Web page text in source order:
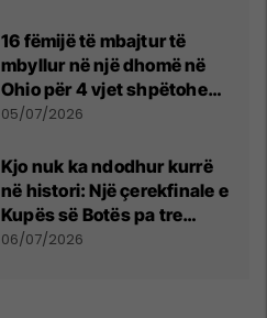
16 fëmijë të mbajtur të
mbyllur në një dhomë në
Ohio për 4 vjet shpëtohen -
tani ata i pret një sfidë e
05/07/2026
Kjo nuk ka ndodhur kurrë
në histori: Një çerekfinale e
Kupës së Botës pa tre
vendet legjendare të
06/07/2026